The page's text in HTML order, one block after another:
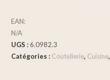
EAN:
N/A
UGS :6.0982.3
Catégories : Coutellerie, Cuisine,